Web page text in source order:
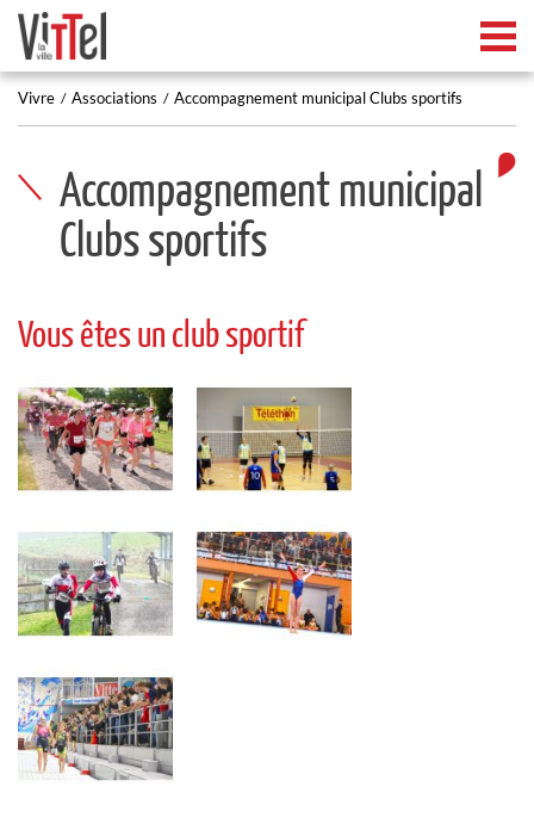
Vivre Associations Accompagnement municipal Clubs sportifs
Accompagnement municipal
Clubs sportifs
Vous êtes un club sportif